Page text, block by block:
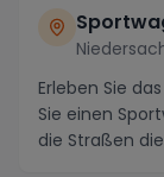
Erleben Sie
Sie einen
die Straßen